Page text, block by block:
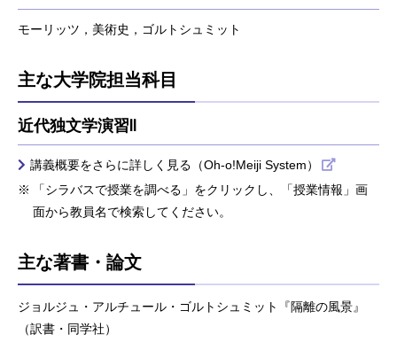
モーリッツ，美術史，ゴルトシュミット
主な大学院担当科目
近代独文学演習Ⅱ
講義概要をさらに詳しく見る（Oh-o!Meiji System）
「シラバスで授業を調べる」をクリックし、「授業情報」画
面から教員名で検索してください。
主な著書・論文
ジョルジュ・アルチュール・ゴルトシュミット『隔離の風景』
（訳書・同学社）